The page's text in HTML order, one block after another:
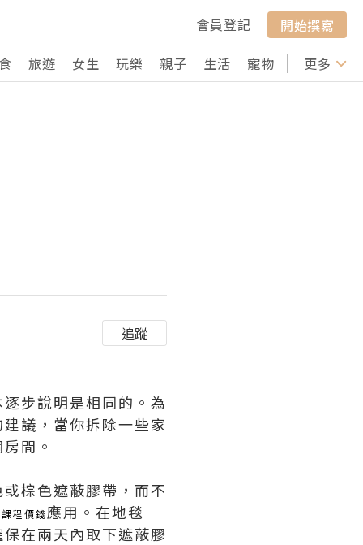
會員登記
開始撰寫
旅遊 女生 玩樂 親子 生活 寵物 行山 打卡
更多
追蹤
步說明是相同的。為
議，當你拆除一些家
間。
棕色遮蔽膠帶，而不
程價錢應用。在地毯
在兩天內取下遮蔽膠